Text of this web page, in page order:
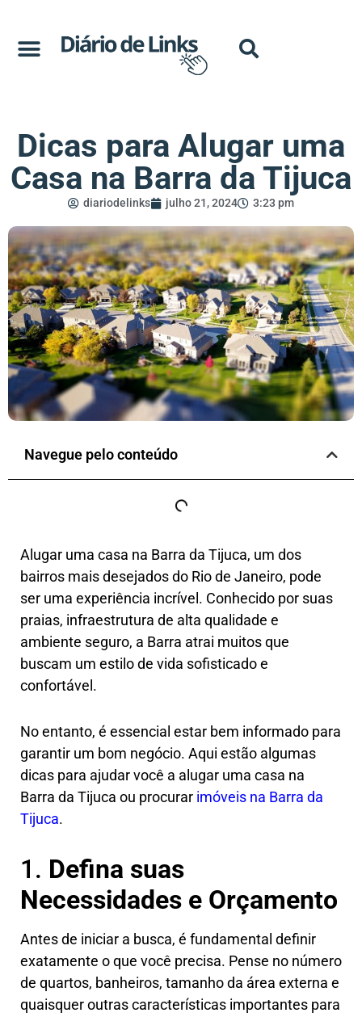
Dicas para Alugar uma
Casa na Barra da Tijuca
diariodelinks julho 21, 2024 3:23 pm
Navegue pelo conteúdo
Alugar uma casa na Barra da Tijuca, um dos
bairros mais desejados do Rio de Janeiro, pode
ser uma experiência incrível. Conhecido por suas
praias, infraestrutura de alta qualidade e
ambiente seguro, a Barra atrai muitos que
buscam um estilo de vida sofisticado e
confortável.
No entanto, é essencial estar bem informado para
garantir um bom negócio. Aqui estão algumas
dicas para ajudar você a alugar uma casa na
Barra da Tijuca ou procurar imóveis na Barra da
Tijuca.
1. Defina suas
Necessidades e Orçamento
Antes de iniciar a busca, é fundamental definir
exatamente o que você precisa. Pense no número
de quartos, banheiros, tamanho da área externa e
quaisquer outras características importantes para